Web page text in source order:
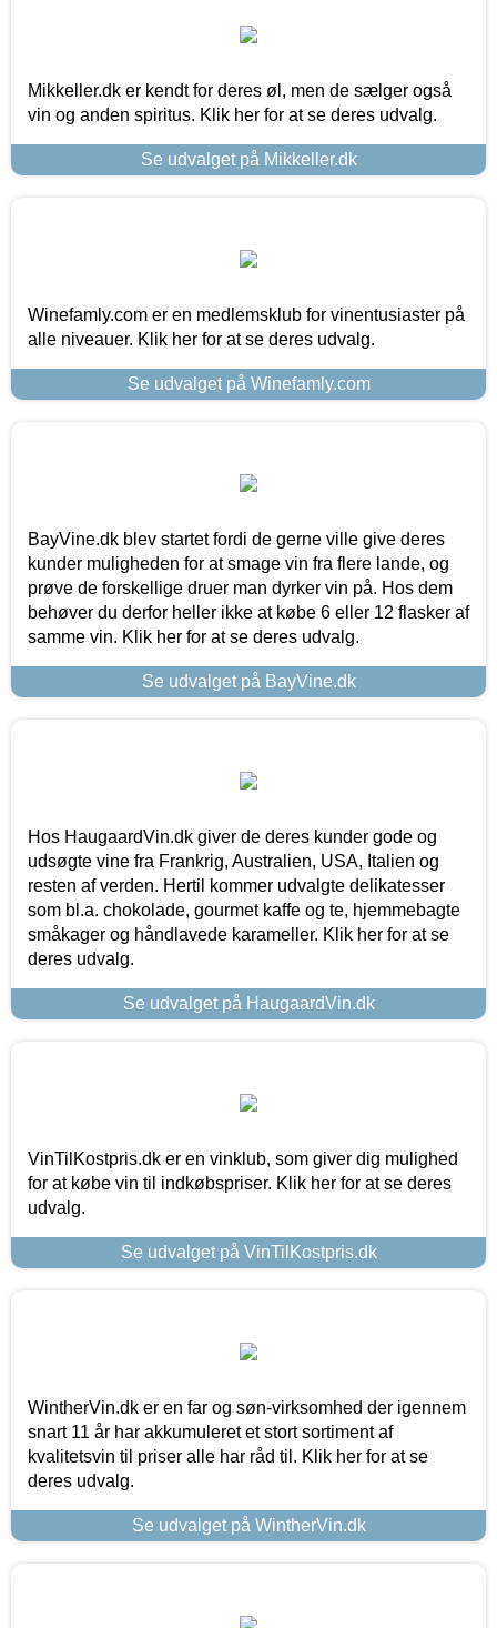
Mikkeller.dk er kendt for deres øl, men de sælger også
vin og anden spiritus. Klik her for at se deres udvalg.
Se udvalget på Mikkeller.dk
Winefamly.com er en medlemsklub for vinentusiaster på
alle niveauer. Klik her for at se deres udvalg.
Se udvalget på Winefamly.com
BayVine.dk blev startet fordi de gerne ville give deres
kunder muligheden for at smage vin fra flere lande, og
prøve de forskellige druer man dyrker vin på. Hos dem
behøver du derfor heller ikke at købe 6 eller 12 flasker af
samme vin. Klik her for at se deres udvalg.
Se udvalget på BayVine.dk
Hos HaugaardVin.dk giver de deres kunder gode og
udsøgte vine fra Frankrig, Australien, USA, Italien og
resten af verden. Hertil kommer udvalgte delikatesser
som bl.a. chokolade, gourmet kaffe og te, hjemmebagte
småkager og håndlavede karameller. Klik her for at se
deres udvalg.
Se udvalget på HaugaardVin.dk
VinTilKostpris.dk er en vinklub, som giver dig mulighed
for at købe vin til indkøbspriser. Klik her for at se deres
udvalg.
Se udvalget på VinTilKostpris.dk
WintherVin.dk er en far og søn-virksomhed der igennem
snart 11 år har akkumuleret et stort sortiment af
kvalitetsvin til priser alle har råd til. Klik her for at se
deres udvalg.
Se udvalget på WintherVin.dk